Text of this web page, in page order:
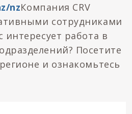
nzКомпания CRV
сотрудниками
интересует работа в
Посетите
и ознакомьтесь